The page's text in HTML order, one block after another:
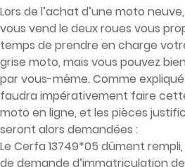
Lors de l’achat d’une moto
vous vend le deux roues vous
temps de prendre en charge
grise moto, mais vous pouvez
par vous-même. Comme
faudra impérativement faire
moto en ligne, et les pièces
seront alors demandées :
Le Cerfa 13749*05 dûment
de demande d’immatriculation